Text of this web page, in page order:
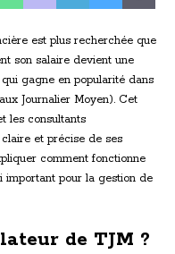
est plus recherchée que
son salaire devient une
qui gagne en popularité dans
Journalier Moyen). Cet
les consultants
et précise de ses
comment fonctionne
important pour la gestion de
de TJM ?